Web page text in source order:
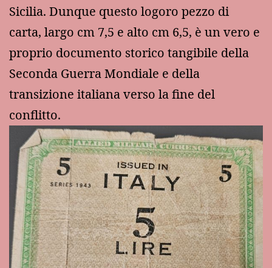
Sicilia. Dunque questo logoro pezzo di
carta, largo cm 7,5 e alto cm 6,5, è un vero e
proprio documento storico tangibile della
Seconda Guerra Mondiale e della
transizione italiana verso la fine del
conflitto.